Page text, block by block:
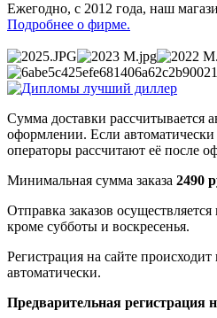
Ежегодно, с 2012 года, наш
Подробнее о фирме.
Сумма доставки рассчитывается
оформлении. Если автоматически
операторы рассчитают её после
Минимальная сумма заказа 2490
Отправка заказов
кроме субботы и воскресенья.
Регистрация на сайте
автоматически.
Предварительная регистрация